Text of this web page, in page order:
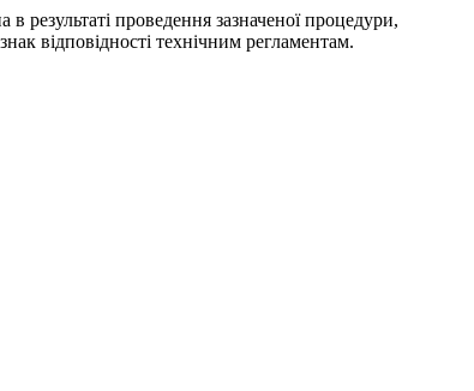
результаті проведення зазначеної процедури,
відповідності технічним регламентам.